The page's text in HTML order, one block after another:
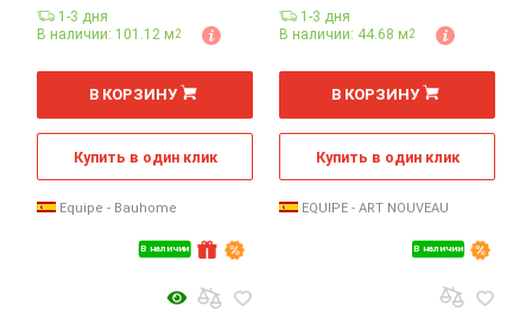
В наличии
1-3 дня
В наличии: 101.12 м2
м
В КОРЗИНУ
Купить в один клик
Equipe - Bauhome
В наличии
1-3 дня
В наличии: 44.68 м2
м
В КОРЗИНУ
Купить в один клик
EQUIPE - ART NOUVEAU